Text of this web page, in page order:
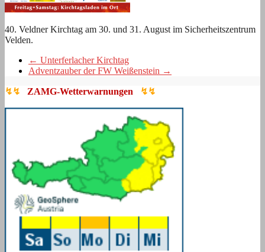
40. Veldner Kirchtag am 30. und 31. August im Sicherheitszentrum
Velden.
← Unterferlacher Kirchtag
Adventzauber der FW Weißenstein →
↯↯ ZAMG-Wetterwarnungen ↯↯